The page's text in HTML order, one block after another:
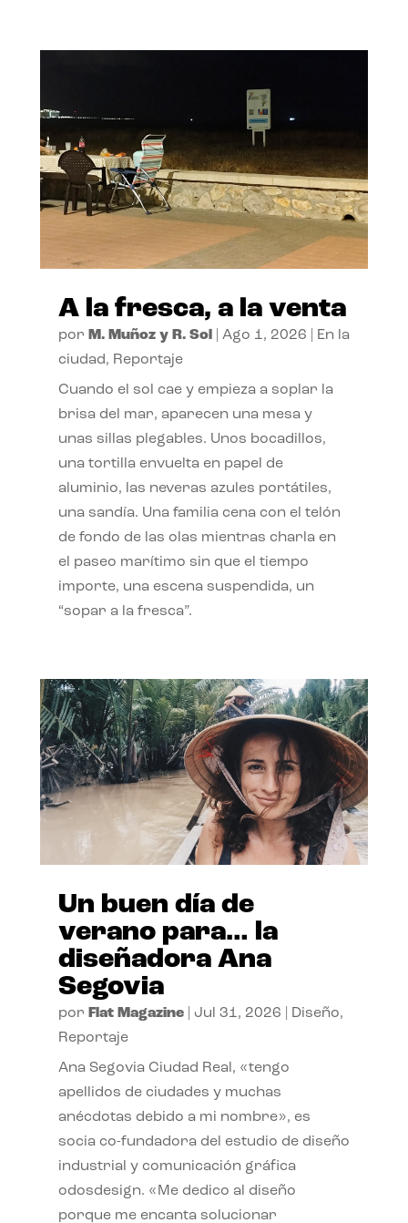
A la fresca, a la venta
por M. Muñoz y R. Sol| Ago 1, 2026
En la
ciudad, Reportaje
Cuando el sol cae y empieza a soplar la
brisa del mar, aparecen una mesa y
unas sillas plegables. Unos bocadillos,
una tortilla envuelta en papel de
aluminio, las neveras azules portátiles,
una sandía. Una familia cena con el telón
de fondo de las olas mientras charla en
el paseo marítimo sin que el tiempo
importe, una escena suspendida, un
“sopar a la fresca”.
Un buen día de
verano para… la
diseñadora Ana
Segovia
por Flat Magazine| Jul 31, 2026 Diseño,
Reportaje
Ana Segovia Ciudad Real, «tengo
apellidos de ciudades y muchas
anécdotas debido a mi nombre», es
socia co-fundadora del estudio de diseño
industrial y comunicación gráfica
odosdesign. «Me dedico al diseño
porque me encanta solucionar